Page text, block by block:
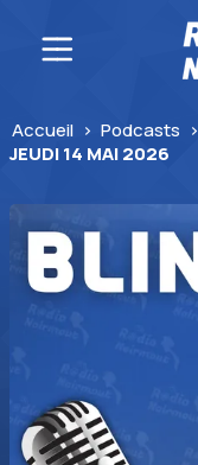
Accueil > Podcasts >
JEUDI 14 MAI 2026